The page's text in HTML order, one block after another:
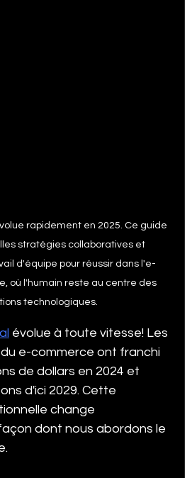
Sociaux Subventions
tips and tricks
rapidement en 2025. Ce guide
stratégies collaboratives et
d'équipe pour réussir dans l'e-
où l'humain reste au centre des
technologiques.
évolue à toute vitesse! Les
e-commerce ont franchi
de dollars en 2024 et
d'ici 2029. Cette
change
dont nous abordons le